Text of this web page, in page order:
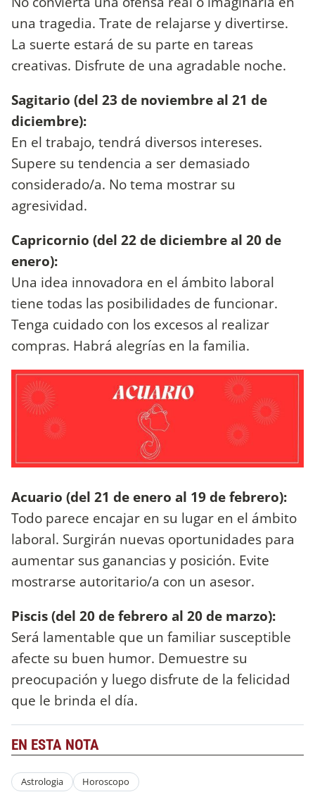
una tragedia. Trate de relajarse y divertirse.
La suerte estará de su parte en tareas
creativas. Disfrute de una agradable noche.
Sagitario (del 23 de noviembre al 21 de
diciembre):
En el trabajo, tendrá diversos intereses.
Supere su tendencia a ser demasiado
considerado/a. No tema mostrar su
agresividad.
Capricornio (del 22 de diciembre al 20 de
enero):
Una idea innovadora en el ámbito laboral
tiene todas las posibilidades de funcionar.
Tenga cuidado con los excesos al realizar
compras. Habrá alegrías en la familia.
Acuario (del 21 de enero al 19 de febrero):
Todo parece encajar en su lugar en el ámbito
laboral. Surgirán nuevas oportunidades para
aumentar sus ganancias y posición. Evite
mostrarse autoritario/a con un asesor.
Piscis (del 20 de febrero al 20 de marzo):
Será lamentable que un familiar susceptible
afecte su buen humor. Demuestre su
preocupación y luego disfrute de la felicidad
que le brinda el día.
EN ESTA NOTA
Astrologia Horoscopo